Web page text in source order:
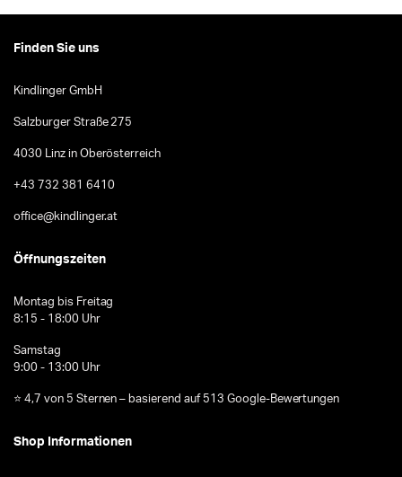
Finden Sie uns
Kindlinger GmbH
Salzburger Straße 275
4030 Linz in Oberösterreich
+43 732 381 6410
office@kindlinger.at
Öffnungszeiten
Montag bis Freitag
8:15 - 18:00 Uhr
Samstag
9:00 - 13:00 Uhr
⭐ 4,7 von 5 Sternen – basierend auf 513 Google-Bewertungen
Shop Informationen